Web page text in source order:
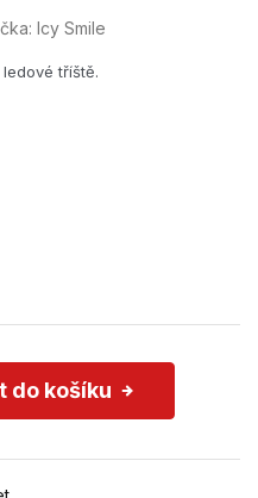
Icy Smile
tříště.
do košíku